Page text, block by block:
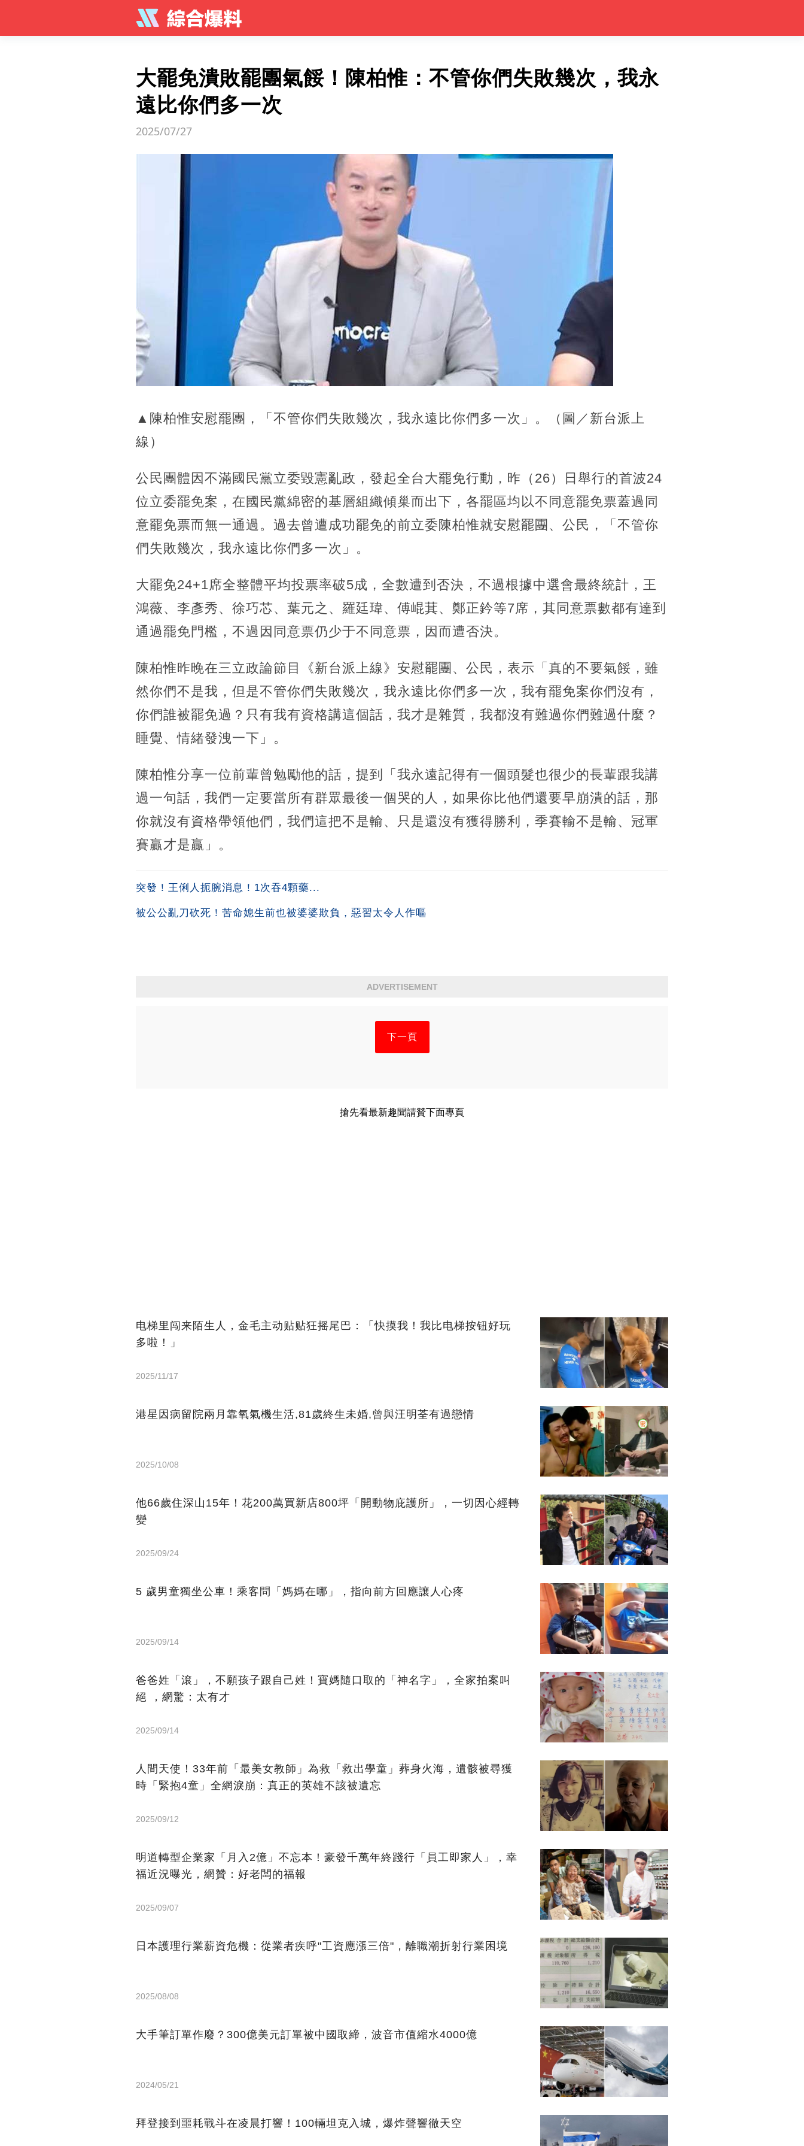
大罷免潰敗罷團氣餒！陳柏惟：不管你們失敗幾次，我永
遠比你們多一次
2025/07/27
▲陳柏惟安慰罷團，「不管你們失敗幾次，我永遠比你們多一次」。（圖／新台派上
線）
公民團體因不滿國民黨立委毀憲亂政，發起全台大罷免行動，昨（26）日舉行的首波24
位立委罷免案，在國民黨綿密的基層組織傾巢而出下，各罷區均以不同意罷免票蓋過同
意罷免票而無一通過。過去曾遭成功罷免的前立委陳柏惟就安慰罷團、公民，「不管你
們失敗幾次，我永遠比你們多一次」。
大罷免24+1席全整體平均投票率破5成，全數遭到否決，不過根據中選會最終統計，王
鴻薇、李彥秀、徐巧芯、葉元之、羅廷瑋、傅崐萁、鄭正鈐等7席，其同意票數都有達到
通過罷免門檻，不過因同意票仍少于不同意票，因而遭否決。
陳柏惟昨晚在三立政論節目《新台派上線》安慰罷團、公民，表示「真的不要氣餒，雖
然你們不是我，但是不管你們失敗幾次，我永遠比你們多一次，我有罷免案你們沒有，
你們誰被罷免過？只有我有資格講這個話，我才是雜質，我都沒有難過你們難過什麼？
睡覺、情緒發洩一下」。
陳柏惟分享一位前輩曾勉勵他的話，提到「我永遠記得有一個頭髮也很少的長輩跟我講
過一句話，我們一定要當所有群眾最後一個哭的人，如果你比他們還要早崩潰的話，那
你就沒有資格帶領他們，我們這把不是輸、只是還沒有獲得勝利，季賽輸不是輸、冠軍
賽贏才是贏」。
突發！王俐人扼腕消息！1次吞4顆藥...
被公公亂刀砍死！苦命媳生前也被婆婆欺負，惡習太令人作嘔
ADVERTISEMENT
下一頁
搶先看最新趣聞請贊下面專頁
电梯里闯来陌生人，金毛主动贴贴狂摇尾巴：「快摸我！我比电梯按钮好玩
多啦！」
2025/11/17
港星因病留院兩月靠氧氣機生活,81歲終生未婚,曾與汪明荃有過戀情
2025/10/08
他66歲住深山15年！花200萬買新店800坪「開動物庇護所」，一切因心經轉
變
2025/09/24
5 歲男童獨坐公車！乘客問「媽媽在哪」，指向前方回應讓人心疼
2025/09/14
爸爸姓「滾」，不願孩子跟自己姓！寶媽隨口取的「神名字」，全家拍案叫
絕 ，網驚：太有才
2025/09/14
人間天使！33年前「最美女教師」為救「救出學童」葬身火海，遺骸被尋獲
時「緊抱4童」全網淚崩：真正的英雄不該被遺忘
2025/09/12
明道轉型企業家「月入2億」不忘本！豪發千萬年終踐行「員工即家人」，幸
福近況曝光，網贊：好老闆的福報
2025/09/07
日本護理行業薪資危機：從業者疾呼"工資應漲三倍"，離職潮折射行業困境
2025/08/08
大手筆訂單作廢？300億美元訂單被中國取締，波音市值縮水4000億
2024/05/21
拜登接到噩耗戰斗在凌晨打響！100輛坦克入城，爆炸聲響徹天空